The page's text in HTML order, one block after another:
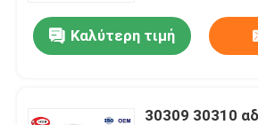
Καλύτερη τιμή
30309 30310